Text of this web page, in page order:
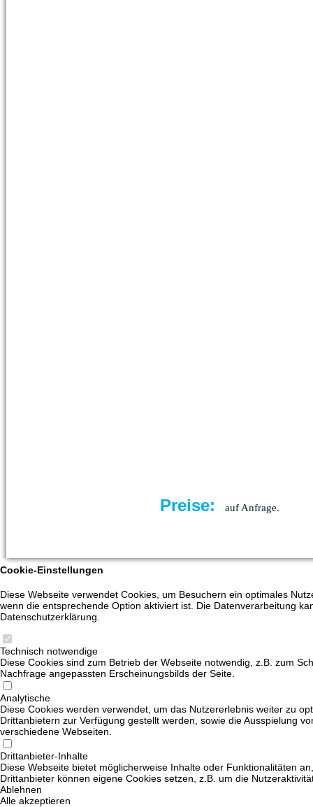
Preise: auf Anfrage.
Cookie-Einstellungen
Diese Webseite verwendet Cookies, um Besuchern ein optimales
wenn die entsprechende Option aktiviert ist. Die Datenverarbeitung
Datenschutzerklärung.
Technisch notwendige
Diese Cookies sind zum Betrieb der Webseite notwendig, z.B. zum
Nachfrage angepassten Erscheinungsbilds der Seite.
Analytische
Diese Cookies werden verwendet, um das Nutzererlebnis weiter zu
Drittanbietern zur Verfügung gestellt werden, sowie die Ausspielung
verschiedene Webseiten.
Drittanbieter-Inhalte
Diese Webseite bietet möglicherweise Inhalte oder Funktionalitäten
Drittanbieter können eigene Cookies setzen, z.B. um die
Ablehnen
Alle akzeptieren